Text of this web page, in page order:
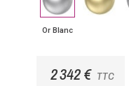
Blanc
Or Blanc
Jaune
2 342 € TTC